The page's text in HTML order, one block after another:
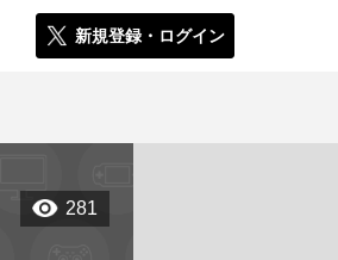
新規登録・ログイン
281